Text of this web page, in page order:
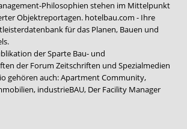
Philosophien stehen im Mittelpunkt
Objektreportagen. hotelbau.com - Ihre
für das Planen, Bauen und
der Sparte Bau- und
der Forum Zeitschriften und Spezialmedien
gehören auch:Apartment Community,
, industrieBAU, Der Facility Manager